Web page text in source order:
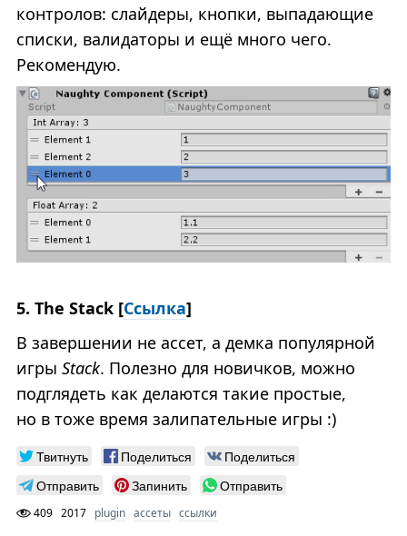
контролов: слайдеры, кнопки, выпадающие
списки, валидаторы и ещё много чего.
Рекомендую.
5. The Stack [Ссылка]
В завершении не ассет, а демка популярной
игры Stack. Полезно для новичков, можно
подглядеть как делаются такие простые,
но в тоже время залипательные игры :)
Твитнуть Поделиться
Поделиться
Отправить
Запинить Отправить
409 2017 plugin ассеты ссылки